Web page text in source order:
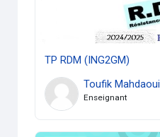
TP RDM (ING2GM)
Toufik Mahdaoui
Enseignant